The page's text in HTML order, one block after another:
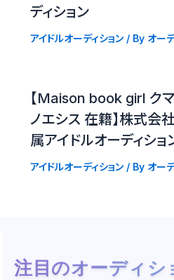
ディション
アイドルオーディション/ By オー
【Maison book girl ク
ノエシス 在籍】株式会
属アイドルオーディショ
アイドルオーディション/ By オー
注目のオーディシ